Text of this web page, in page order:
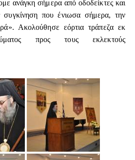
ανάγκη σήμερα από οδοδείκτες και
συγκίνηση που ένιωσα σήμερα, την
Ακολούθησε εόρτια τράπεζα εκ
προς τους εκλεκτούς